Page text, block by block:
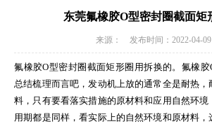
东莞氟橡胶O型密封圈截面矩
来源： 发布时间：2022-04-
氟橡胶O型密封圈截面矩形圈用拆换的。氟橡
总结梳理而言吧，发动机上放的通常全是耐热
料，只有要看落实措施的原材料和应用自然环
用期都是同样，看实际上的自然环境和原材料